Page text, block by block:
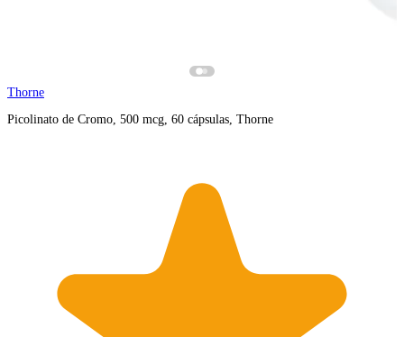
Thorne
Picolinato de Cromo, 500 mcg, 60 cápsulas, Thorne